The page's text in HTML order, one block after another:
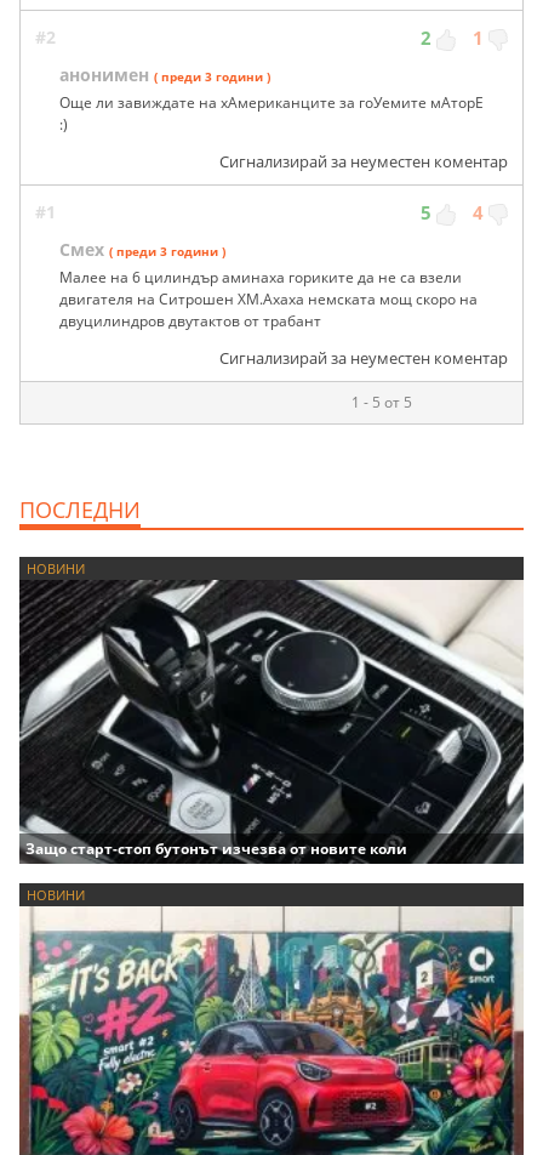
#2 2 1
анонимен ( преди 3 години )
Още ли завиждате на хАмериканците за гоУемите мАторЕ
:)
Сигнализирай за неуместен коментар
#1 5 4
Смех ( преди 3 години )
Малее на 6 цилиндър аминаха гориките да не са взели
двигателя на Ситрошен ХМ.Ахаха немската мощ скоро на
двуцилиндров двутактов от трабант
Сигнализирай за неуместен коментар
1 - 5 от 5
ПОСЛЕДНИ
НОВИНИ
Защо старт-стоп бутонът изчезва от новите коли
НОВИНИ